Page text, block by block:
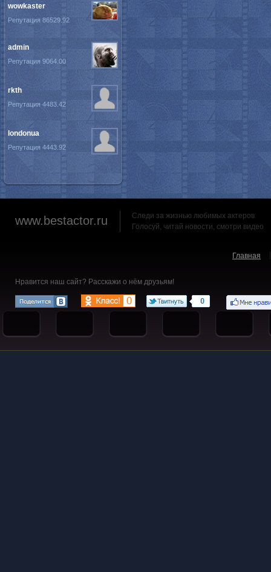
wowkaster
Репутация 86529.92
admin
Репутация 9064.00
rkth
Репутация 4483.42
londonua
Репутация 4443.92
www.bestactor.ru
Следи за жизнью любимых актеров
Голосуй, читай новости, смотри видео
Главная
Нравится наш сайт? Расскажи о нём друзьям!